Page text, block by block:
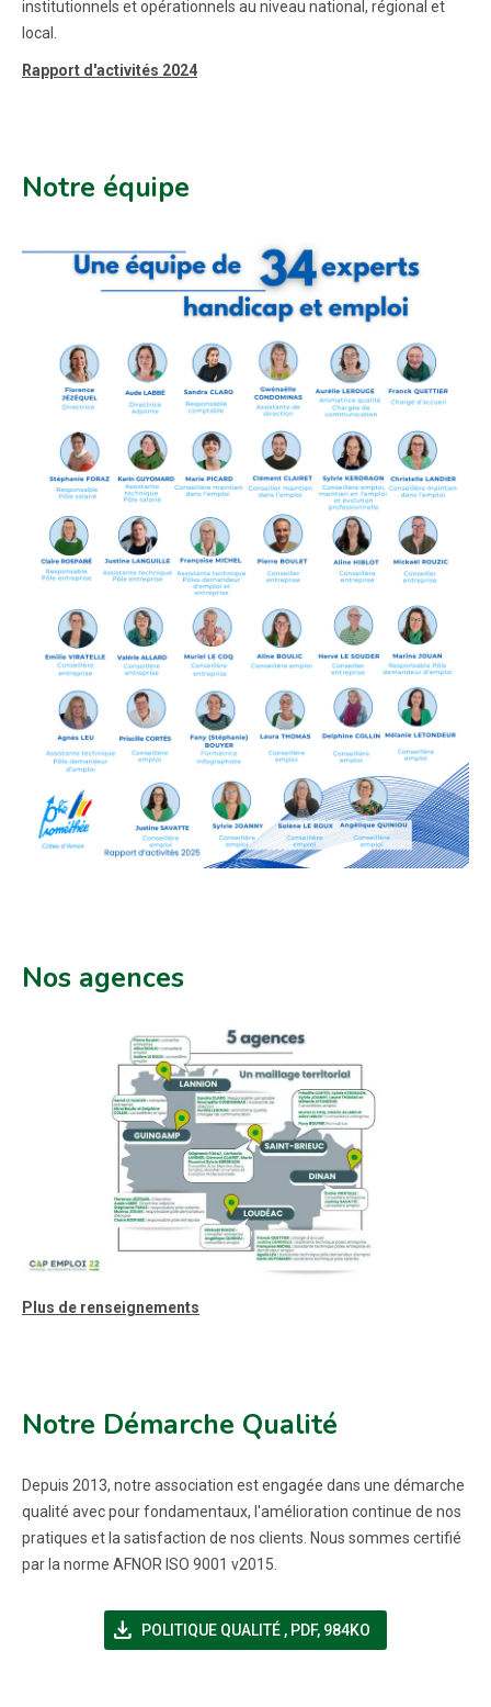
institutionnels et opérationnels au niveau national, régional et
local.
Rapport d'activités 2024
Notre équipe
Nos agences
Plus de renseignements
Notre Démarche Qualité
Depuis 2013, notre association est engagée dans une démarche
qualité avec pour fondamentaux, l'amélioration continue de nos
pratiques et la satisfaction de nos clients. Nous sommes certifié
par la norme AFNOR ISO 9001 v2015.
file_download POLITIQUE QUALITÉ (NOUVELLE FENÊTRE)
, PDF, 984KO